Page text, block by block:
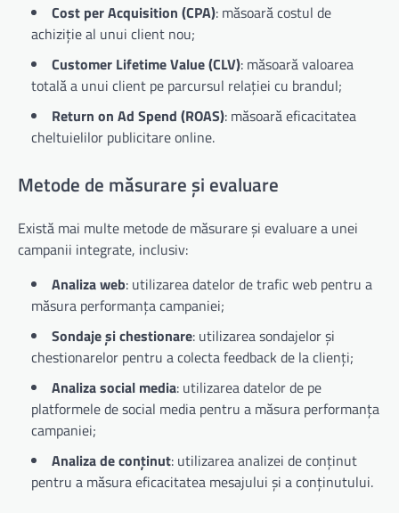
Cost per Acquisition (CPA): măsoară costul de
achiziție al unui client nou;
Customer Lifetime Value (CLV): măsoară valoarea
totală a unui client pe parcursul relației cu brandul;
Return on Ad Spend (ROAS): măsoară eficacitatea
cheltuielilor publicitare online.
Metode de măsurare și evaluare
Există mai multe metode de măsurare și evaluare a unei
campanii integrate, inclusiv:
Analiza web: utilizarea datelor de trafic web pentru a
măsura performanța campaniei;
Sondaje și chestionare: utilizarea sondajelor și
chestionarelor pentru a colecta feedback de la clienți;
Analiza social media: utilizarea datelor de pe
platformele de social media pentru a măsura performanța
campaniei;
Analiza de conținut: utilizarea analizei de conținut
pentru a măsura eficacitatea mesajului și a conținutului.